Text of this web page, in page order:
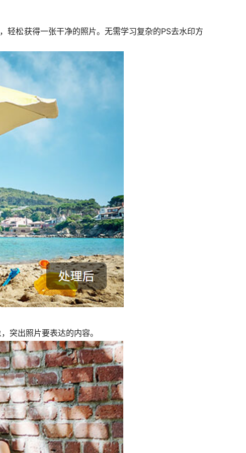
，轻松获得一张干净的照片。无需学习复杂的PS去水印方
突出照片要表达的内容。